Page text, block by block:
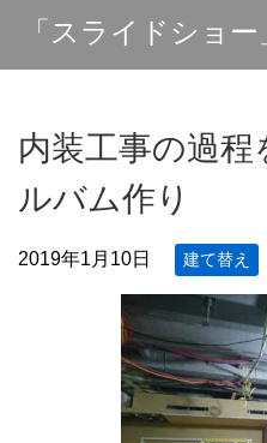
「スライドショ
内装工事の過
ルバム作り
2019年1月10日 建て替え